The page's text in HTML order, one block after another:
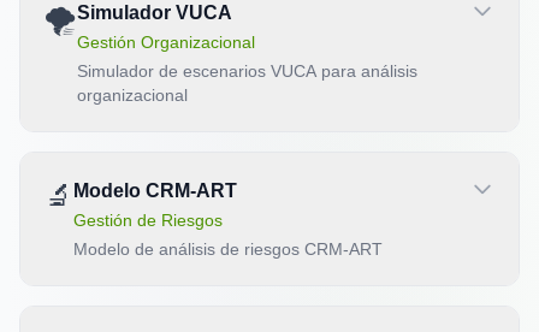
🌪️Simulador VUCA
Gestión Organizacional
Simulador de escenarios VUCA para análisis
organizacional
🔬 Modelo CRM-ART
Gestión de Riesgos
Modelo de análisis de riesgos CRM-ART